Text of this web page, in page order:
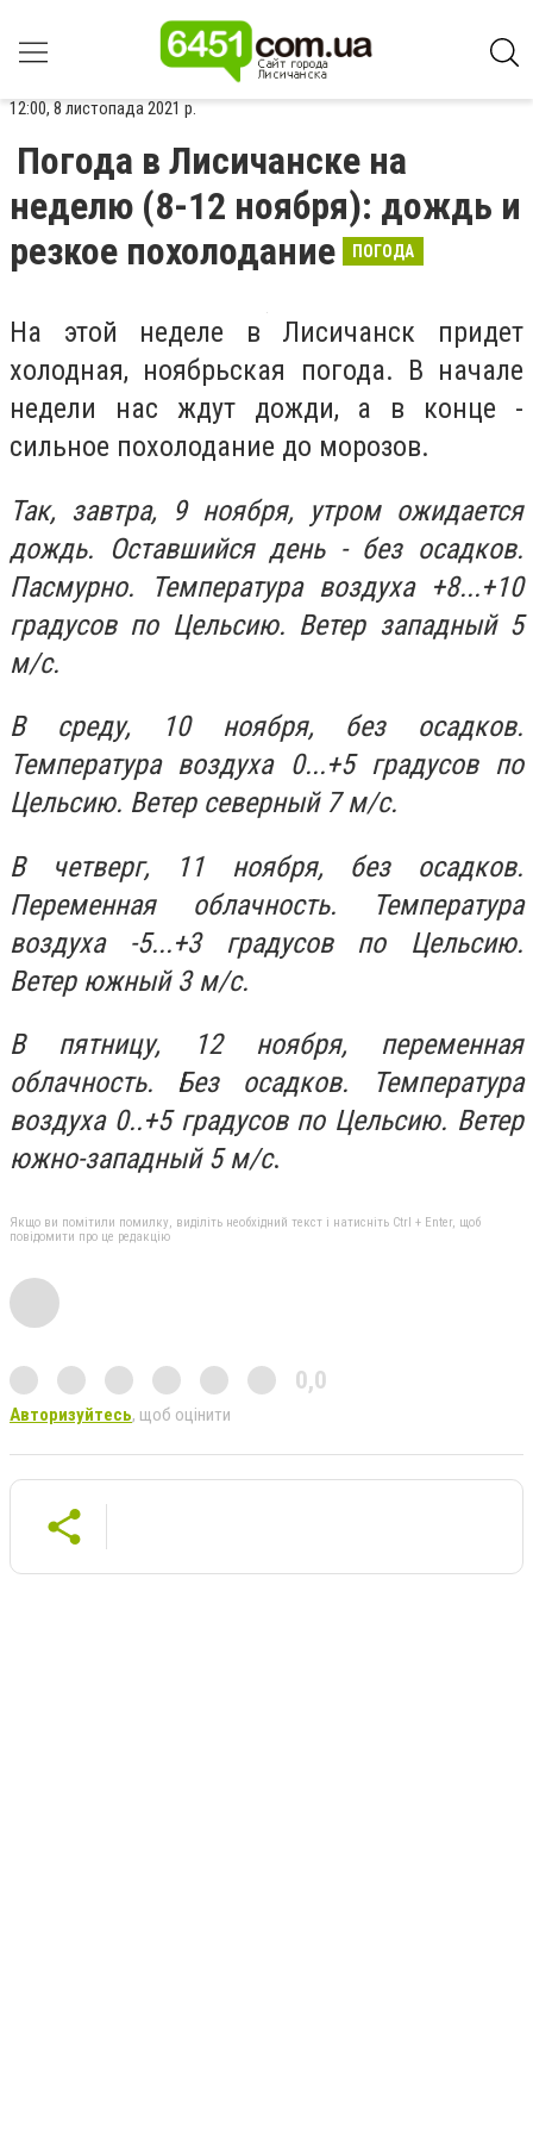
12:00, 8 листопада 2021 р.
Погода в Лисичанске на
неделю (8-12 ноября): дождь и
резкое похолодание
ПОГОДА
На этой неделе в Лисичанск придет
холодная, ноябрьская погода. В начале
недели нас ждут дожди, а в конце -
сильное похолодание до морозов.
Так, завтра, 9 ноября, утром ожидается
дождь. Оставшийся день - без осадков.
Пасмурно. Температура воздуха +8...+10
градусов по Цельсию. Ветер западный 5
м/с.
В среду, 10 ноября, без осадков.
Температура воздуха 0...+5 градусов по
Цельсию. Ветер северный 7 м/с.
В четверг, 11 ноября, без осадков.
Переменная облачность. Температура
воздуха -5...+3 градусов по Цельсию.
Ветер южный 3 м/с.
В пятницу, 12 ноября, переменная
облачность. Без осадков. Температура
воздуха 0..+5 градусов по Цельсию. Ветер
южно-западный 5 м/с.
Якщо ви помітили помилку, виділіть необхідний текст і натисніть Ctrl + Enter, щоб
повідомити про це редакцію
0,0
Авторизуйтесь, щоб оцінити